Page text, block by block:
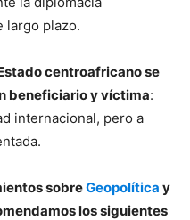
largo plazo.
centroafricano se
beneficiario y víctima:
internacional, pero a
sobreGeopolítica y
los siguientes